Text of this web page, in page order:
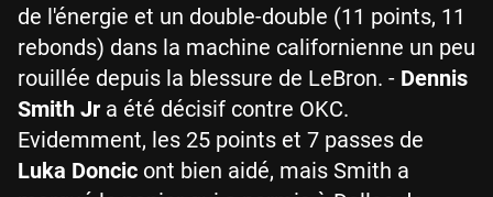
de l'énergie et un double-double (11 points, 11
rebonds) dans la machine californienne un peu
rouillée depuis la blessure de LeBron. - Dennis
Smith Jr a été décisif contre OKC.
Evidemment, les 25 points et 7 passes de
Luka Doncic ont bien aidé, mais Smith a